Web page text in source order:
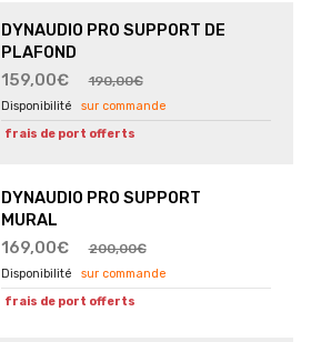
DYNAUDIO PRO SUPPORT DE
PLAFOND
159,00€
190,00€
sur commande
frais de port offerts
DYNAUDIO PRO SUPPORT
MURAL
169,00€
200,00€
sur commande
frais de port offerts